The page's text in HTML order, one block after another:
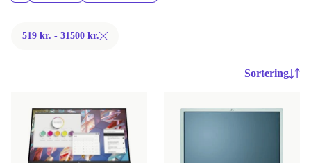
519 kr. - 31500 kr.
Sortering